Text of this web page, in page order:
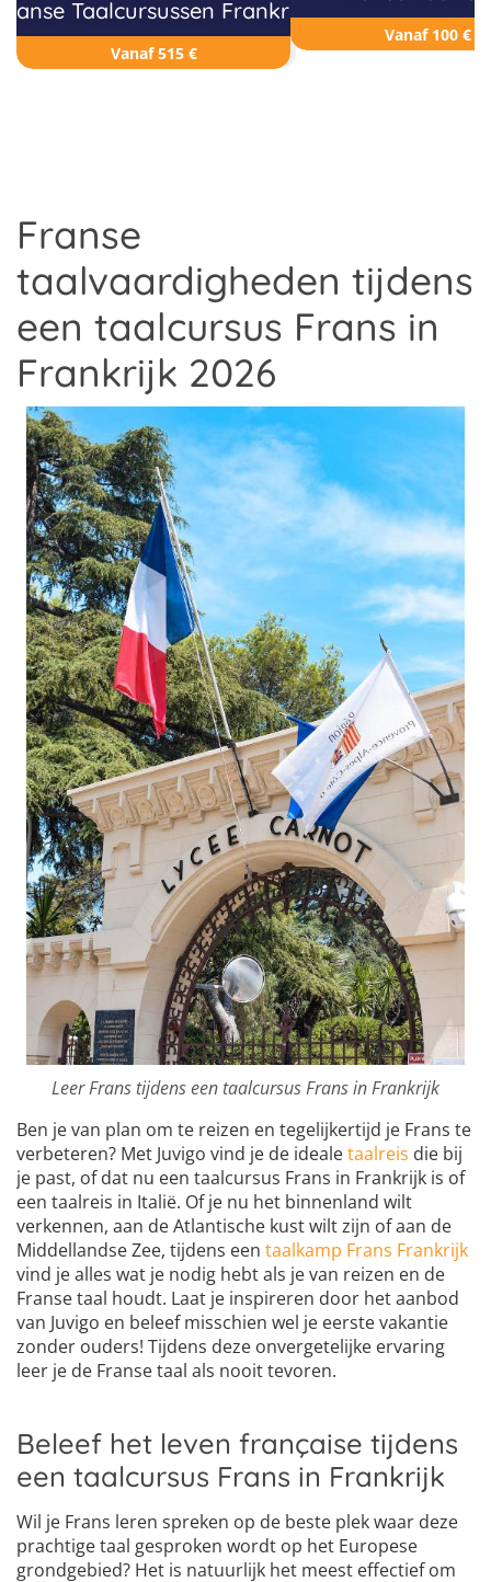
Taalcursussen Frankrijk
Vanaf 515 €
Vanaf 100 €
Franse
taalvaardigheden tijdens
een taalcursus Frans in
Frankrijk 2026
Leer Frans tijdens een taalcursus Frans in Frankrijk
Ben je van plan om te reizen en tegelijkertijd je Frans te
verbeteren? Met Juvigo vind je de idealetaalreis die bij
je past, of dat nu een taalcursus Frans in Frankrijk is of
een taalreis in Italië. Of je nu het binnenland wilt
verkennen, aan de Atlantische kust wilt zijn of aan de
Middellandse Zee, tijdens een taalkamp Frans Frankrijk
vind je alles wat je nodig hebt als je van reizen en de
Franse taal houdt. Laat je inspireren door het aanbod
van Juvigo en beleef misschien wel je eerste vakantie
zonder ouders! Tijdens deze onvergetelijke ervaring
leer je de Franse taal als nooit tevoren.
Beleef het leven française tijdens
een taalcursus Frans in Frankrijk
Wil je Frans leren spreken op de beste plek waar deze
prachtige taal gesproken wordt op het Europese
grondgebied? Het is natuurlijk het meest effectief om